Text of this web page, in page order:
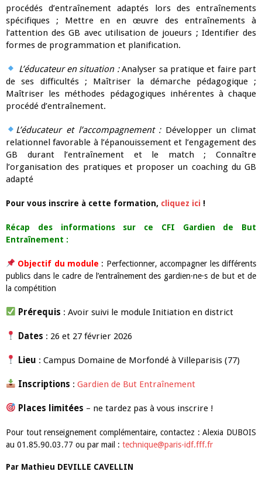
procédés d’entraînement adaptés lors des entraînements
spécifiques ; Mettre en en œuvre des entraînements à
l’attention des GB avec utilisation de joueurs ; Identifier des
formes de programmation et planification.
L’éducateur en situation :Analyser sa pratique et faire part
de ses difficultés ; Maîtriser la démarche pédagogique ;
Maîtriser les méthodes pédagogiques inhérentes à chaque
procédé d’entraînement.
L’éducateur et l’accompagnement : Développer un climat
relationnel favorable à l’épanouissement et l’engagement des
GB durant l’entraînement et le match ; Connaître
l’organisation des pratiques et proposer un coaching du GB
adapté
Pour vous inscrire à cette formation, cliquez ici !
Récap des informations sur ce CFI Gardien de But
Entraînement :
Objectif du module : Perfectionner, accompagner les différents
publics dans le cadre de l’entraînement des gardien·ne·s de but et de
la compétition
Prérequis : Avoir suivi le module Initiation en district
Dates : 26 et 27 février 2026
Lieu : Campus Domaine de Morfondé à Villeparisis (77)
Inscriptions :Gardien de But Entraînement
Places limitées – ne tardez pas à vous inscrire !
Pour tout renseignement complémentaire, contactez : Alexia DUBOIS
au 01.85.90.03.77 ou par mail : technique@paris-idf.fff.fr
Par Mathieu DEVILLE CAVELLIN